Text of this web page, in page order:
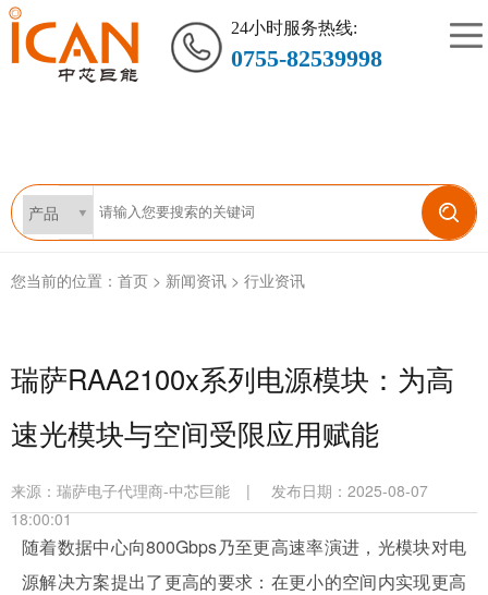
24小时服务热线:
0755-82539998
您当前的位置： 首页 > 新闻资讯 > 行业资讯
瑞萨RAA2100x系列电源模块：为高
速光模块与空间受限应用赋能
来源： 瑞萨电子代理商-中芯巨能 |
发布日期：2025-08-07
18:00:01
随着数据中心向800Gbps乃至更高速率演进，光模块对电
源解决方案提出了更高的要求：在更小的空间内实现更高